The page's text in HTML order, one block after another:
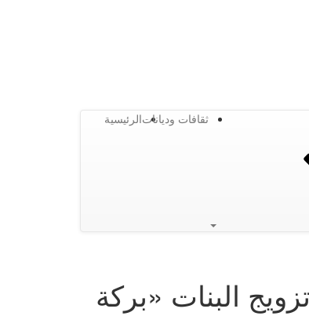
الرئيسيةثقافات وديانات
يؤمن بأن تزويج البنات «بركة